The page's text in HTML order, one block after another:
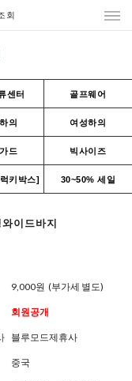
회
센터 골프웨어
의 여성하의
드 빅사이즈
키박스] 30~50% 세일
이드바지
9,000원 (부가세 별도)
회원공개
블루모드제휴사
중국